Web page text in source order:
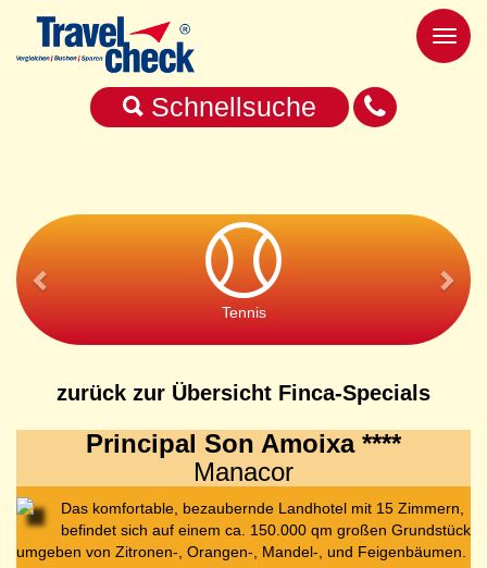
Toggle
Schnellsuche
Tennis
zurück zur Übersicht Finca-Specials
Principal Son Amoixa ****
Manacor
Das komfortable, bezaubernde Landhotel mit 15 Zimmern,
befindet sich auf einem ca. 150.000 qm großen Grundstück
umgeben von Zitronen-, Orangen-, Mandel-, und Feigenbäumen.